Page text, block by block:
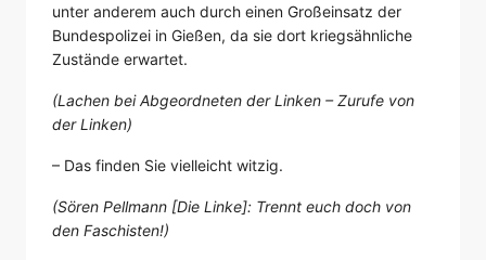
unter anderem auch durch einen Großeinsatz der
Bundespolizei in Gießen, da sie dort kriegsähnliche
Zustände erwartet.
(Lachen bei Abgeordneten der Linken – Zurufe von
der Linken)
– Das finden Sie vielleicht witzig.
(Sören Pellmann [Die Linke]: Trennt euch doch von
den Faschisten!)